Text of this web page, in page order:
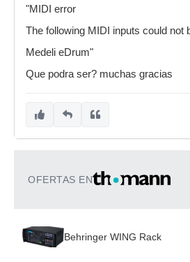
"MIDI error
The following MIDI inputs could not
Medeli eDrum"
Que podra ser? muchas gracias
OFERTAS EN
Behringer WING Rack